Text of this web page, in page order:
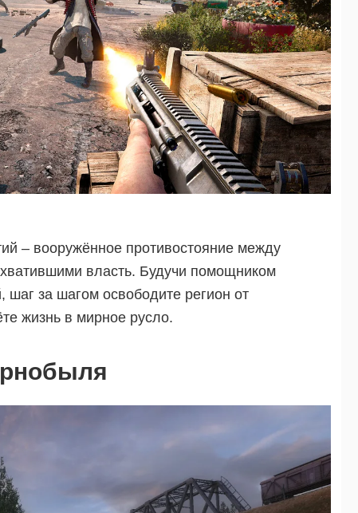
– вооружённое противостояние между
власть. Будучи помощником
за шагом освободите регион от
жизнь в мирное русло.